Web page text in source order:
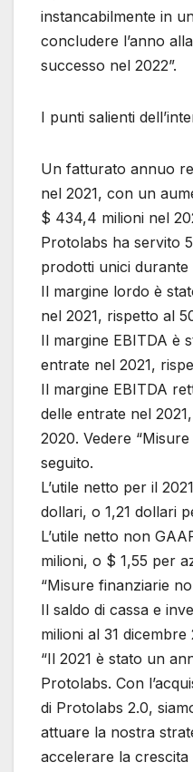
instancabilmente in
concludere l’anno
successo nel 2022”.
I punti salienti
Un fatturato annuo
nel 2021, con un
$ 434,4 milioni nel
Protolabs ha servito
prodotti unici durante
Il margine lordo è
nel 2021, rispetto al
Il margine EBITDA è
entrate nel 2021,
Il margine EBITDA
delle entrate nel
2020. Vedere
seguito.
L’utile netto per il
dollari, o 1,21 dollari
L’utile netto non
milioni, o $ 1,55 per
“Misure finanziarie
Il saldo di cassa e
milioni al 31 dicembre
“Il 2021 è stato un
Protolabs. Con
di Protolabs 2.0,
attuare la nostra
accelerare la crescita